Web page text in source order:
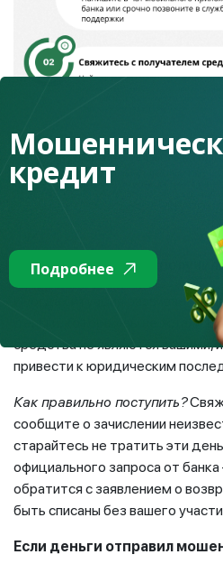
Что делать, если вы
Иногда ситуация развивается
деньги, которых вы не ждали.
средства не являются вашими,
привести к юридическим
Как правильно поступить?
сообщите о зачислении
старайтесь не тратить эти
официального запроса от
обратится с заявлением о
быть списаны без вашего
Если деньги отправил
кредит
Подробнее